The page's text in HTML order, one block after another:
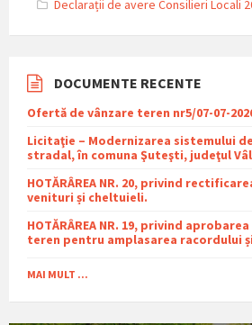
Declarații de avere Consilieri Locali
DOCUMENTE RECENTE
Ofertă de vânzare teren nr5/07-07-
Licitaţie – Modernizarea sistemului
stradal, în comuna Şuteşti, judeţul
HOTĂRÂREA NR. 20, privind
venituri și cheltuieli.
HOTĂRÂREA NR. 19, privind
teren pentru amplasarea racordului
comuna Sutești.
MAI MULT ...